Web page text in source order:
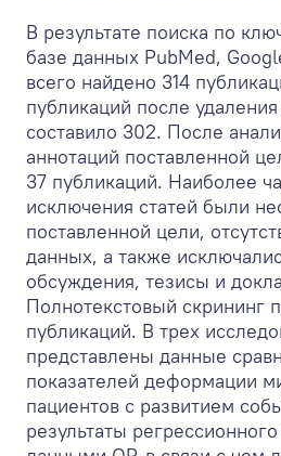
В результате поиска по
базе данных PubMed,
всего найдено 314
публикаций после
составило 302. После
аннотаций поставленной
37 публикаций. Наиболее
исключения статей были
поставленной цели,
данных, а также
обсуждения, тезисы и
Полнотекстовый скрининг
публикаций. В трех
представлены данные
показателей деформации
пациентов с развитием
результаты